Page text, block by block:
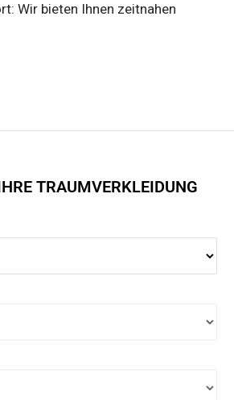
Wir bieten Ihnen zeitnahen
TRAUMVERKLEIDUNG